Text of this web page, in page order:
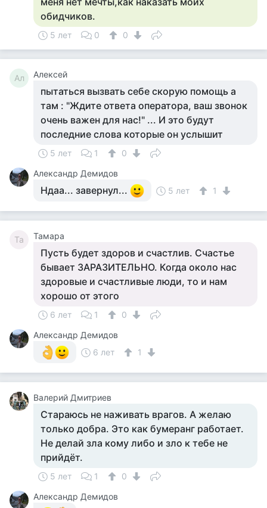
обидчиков.
5 лет 0 0
Ал Алексей
пытаться вызвать себе скорую помощь а
там : "Ждите ответа оператора, ваш звонок
очень важен для нас!" ... И это будут
последние слова которые он услышит
5 лет 1
0
Александр Демидов
Ндаа... завернул... 5 лет 1
Та Тамара
Пусть будет здоров и счастлив. Счастье
бывает ЗАРАЗИТЕЛЬНО. Когда около нас
здоровые и счастливые люди, то и нам
хорошо от этого
6 лет 1
0
Александр Демидов
6 лет
1
Валерий Дмитриев
Стараюсь не наживать врагов. А желаю
только добра. Это как бумеранг работает.
Не делай зла кому либо и зло к тебе не
прийдёт.
5 лет 1
0
Александр Демидов